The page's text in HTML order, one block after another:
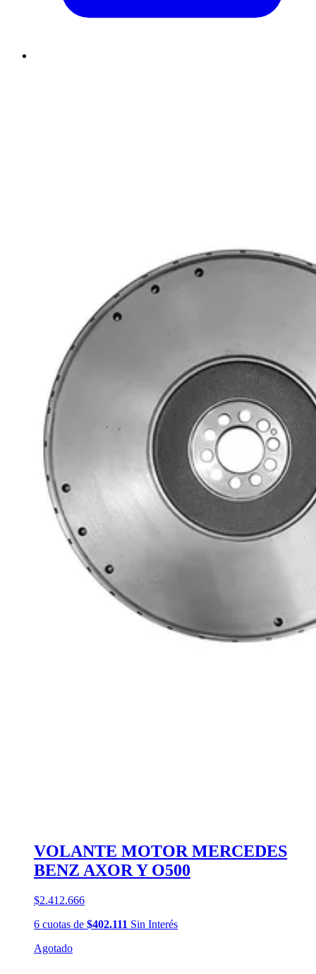
VOLANTE MOTOR MERCEDES
BENZ AXOR Y O500
$2.412.666
6 cuotas de $402.111 Sin Interés
Agotado